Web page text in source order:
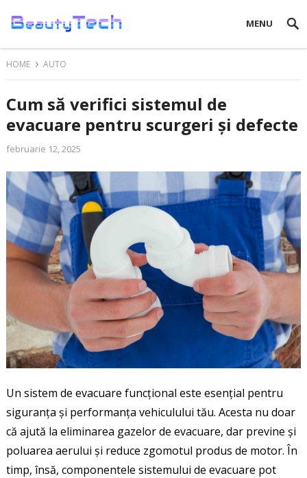
MENU
HOME AUTO
Cum să verifici sistemul de
evacuare pentru scurgeri și defecte
februarie 12, 2025
Un sistem de evacuare funcțional este esențial pentru
siguranța și performanța vehiculului tău. Acesta nu doar
că ajută la eliminarea gazelor de evacuare, dar previne și
poluarea aerului și reduce zgomotul produs de motor. În
timp, însă, componentele sistemului de evacuare pot